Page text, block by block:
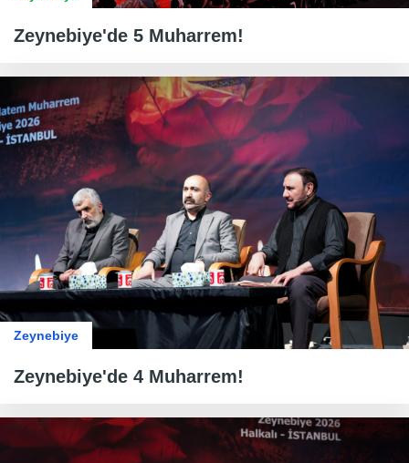
Zeynebiye'de 5 Muharrem!
Zeynebiye
Zeynebiye'de 4 Muharrem!